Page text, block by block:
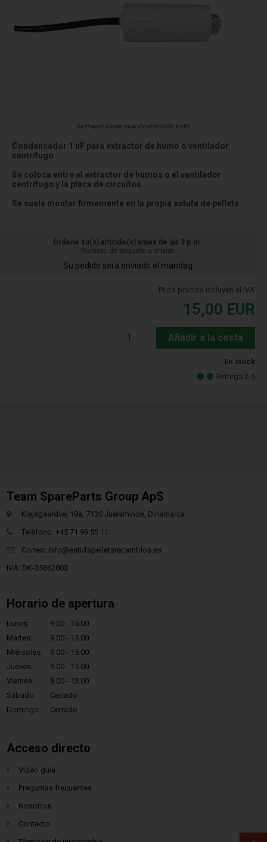
La imagen puede variar de un modelo a otro
Condensador 1 uF para extractor de humo o ventilador
centrífugo
Se coloca entre el extractor de humos o el ventilador
centrífugo y la placa de circuitos
Se suele montar firmemente en la propia estufa de pellets.
Ordene su(s) artículo(s) antes de las 3 p.m.
Número de paquete a enviar
Su pedido será enviado el mandag
PLos precios incluyen el IVA
15,00 EUR
Añadir a la cesta
En stock
Entrega 2-5
Team SpareParts Group ApS
Klejsgaardvej 19a, 7130 Juelsminde, Dinamarca
Teléfono: +45 71 99 55 11
Correo: info@estufapelletsrecambios.es
IVA: DK-35862803
Horario de apertura
Lunes:
9.00 - 15.00
Martes:
9.00 - 15.00
Miércoles:
9.00 - 15.00
Jueves:
9.00 - 15.00
Viernes:
9.00 - 13.00
Sábado:
Cerrado
Domingo:
Cerrado
Acceso directo
Vídeo guía
Preguntas frecuentes
Nosotros
Contacto